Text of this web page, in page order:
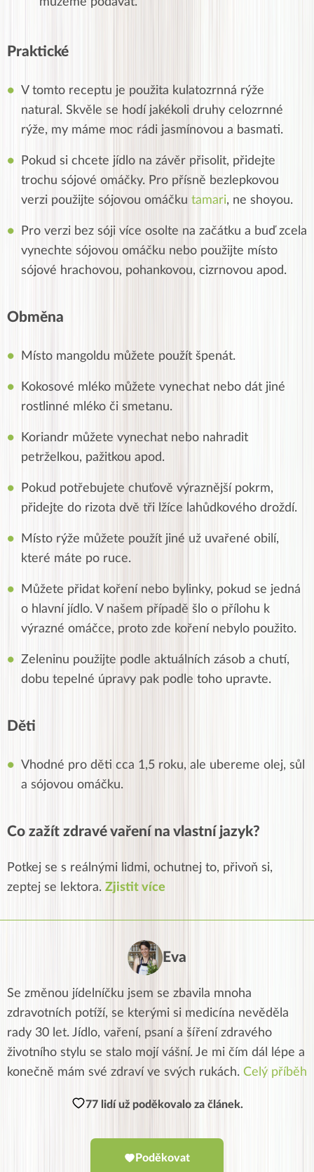
Praktické
V tomto receptu je použita kulatozrnná rýže
natural. Skvěle se hodí jakékoli druhy celozrnné
rýže, my máme moc rádi jasmínovou a basmati.
Pokud si chcete jídlo na závěr přisolit, přidejte
trochu sójové omáčky. Pro přísně bezlepkovou
verzi použijte sójovou omáčku tamari, ne shoyou.
Pro verzi bez sóji více osolte na začátku a buď zcela
vynechte sójovou omáčku nebo použijte místo
sójové hrachovou, pohankovou, cizrnovou apod.
Obměna
Místo mangoldu můžete použít špenát.
Kokosové mléko můžete vynechat nebo dát jiné
rostlinné mléko či smetanu.
Koriandr můžete vynechat nebo nahradit
petrželkou, pažitkou apod.
Pokud potřebujete chuťově výraznější pokrm,
přidejte do rizota dvě tři lžíce lahůdkového droždí.
Místo rýže můžete použít jiné už uvařené obilí,
které máte po ruce.
Můžete přidat koření nebo bylinky, pokud se jedná
o hlavní jídlo. V našem případě šlo o přílohu k
výrazné omáčce, proto zde koření nebylo použito.
Zeleninu použijte podle aktuálních zásob a chutí,
dobu tepelné úpravy pak podle toho upravte.
Děti
Vhodné pro děti cca 1,5 roku, ale ubereme olej, sůl
a sójovou omáčku.
Co zažít zdravé vaření na vlastní jazyk?
Potkej se s reálnými lidmi, ochutnej to, přivoň si,
zeptej se lektora. Zjistit více
Eva
Se změnou jídelníčku jsem se zbavila mnoha
zdravotních potíží, se kterými si medicína nevěděla
rady 30 let. Jídlo, vaření, psaní a šíření zdravého
životního stylu se stalo mojí vášní. Je mi čím dál lépe a
konečně mám své zdraví ve svých rukách. Celý příběh
77 lidí už poděkovalo za článek.
Poděkovat